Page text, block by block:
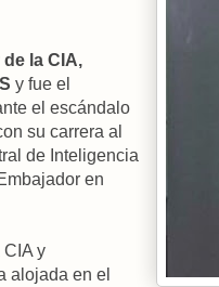
de la CIA,
y fue el
el escándalo
su carrera al
de Inteligencia
en
CIA y
alojada en el